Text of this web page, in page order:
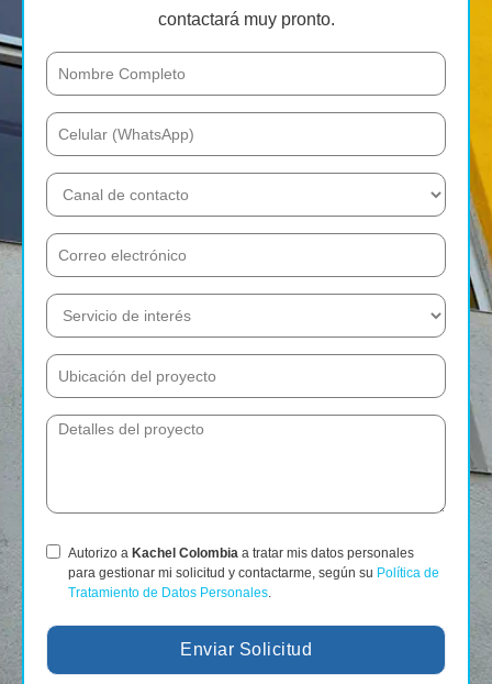
contactará muy pronto.
Autorizo a Kachel Colombia a tratar mis datos personales
para gestionar mi solicitud y contactarme, según su Política de
Tratamiento de Datos Personales
Enviar Solicitud